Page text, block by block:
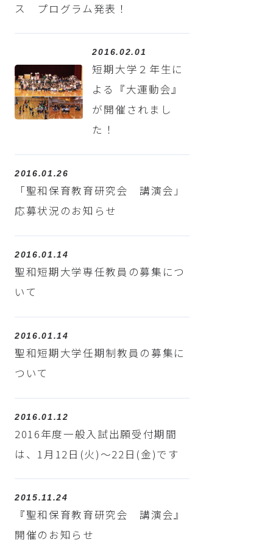
ス プログラム発表！
2016.02.01
短期大学２年生に
よる『大運動会』
が開催されまし
た！
2016.01.26
「聖和保育教育研究会 講演会」
応募状況のお知らせ
2016.01.14
聖和短期大学専任教員の募集につ
いて
2016.01.14
聖和短期大学任期制教員の募集に
ついて
2016.01.12
2016年度一般入試出願受付期間
は、1月12日(火)～22日(金)です
2015.11.24
『聖和保育教育研究会 講演会』
開催のお知らせ